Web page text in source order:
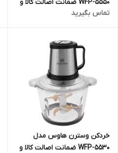
WFP-5550 ضمانت اصالت کالا و
ماهه مارکو تجارت
تماس بگیرید
خردکن وسترن هاوس مدل
WFP-5530 ضمانت اصالت کالا و